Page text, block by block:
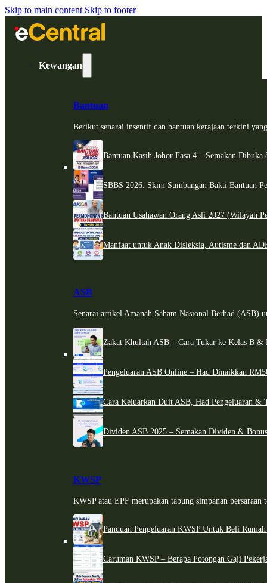
Skip to main content Skip to footer
Kewangan
Bantuan
Berikut senarai insentif dan bantuan kerajaan terkini
Bantuan Kasih Johor Fasa 4 – Semakan
SBBS 2026: Skim Sumbangan Bakti Bantuan
Bantuan Usahawan Orang Asli 2027 (Wilayah
Manfaat untuk Anak Disleksia, Autisme dan
ASB
Senarai artikel Amanah Saham Nasional Berhad (ASB)
Zakat Khultah ASB – Cara Tukar ke Kelas B &
Pengeluaran ASB Online – Had Dinaikkan
Cara Keluarkan Duit ASB, Had Pengeluaran &
Dividen ASB 2025 – Semakan Dividen &
KWSP
KWSP atau EPF merupakan tabung simpanan persaraan
Panduan Pengeluaran KWSP Untuk Beli
Caruman KWSP – Berapa Potongan Gaji